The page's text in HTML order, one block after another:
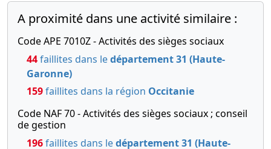
A proximité dans une activité similaire :
Code APE 7010Z - Activités des sièges sociaux
44faillites dans ledépartement 31 (Haute-
Garonne)
159faillites dans la région Occitanie
Code NAF 70 - Activités des sièges sociaux ; conseil
de gestion
196faillites dans ledépartement 31 (Haute-